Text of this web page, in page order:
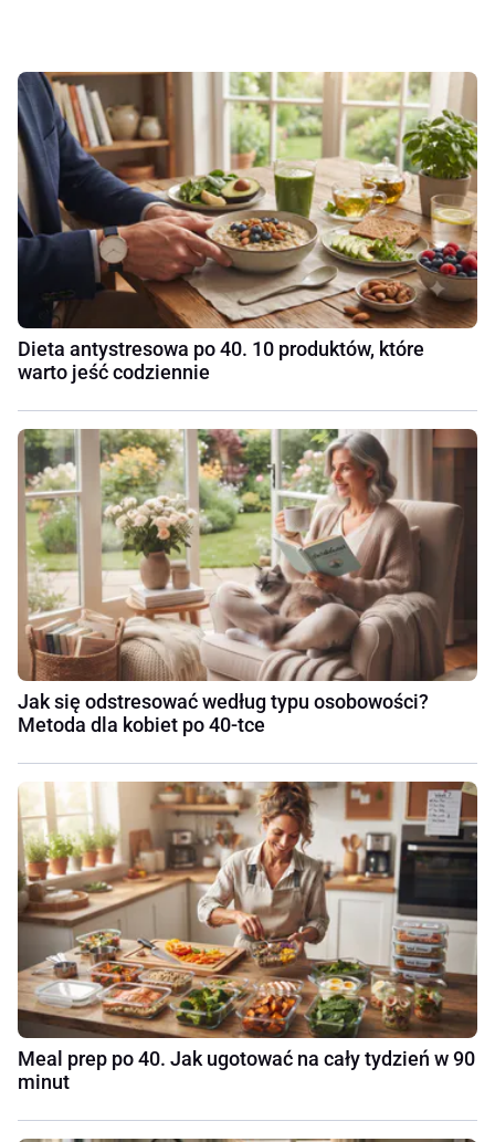
Dieta antystresowa po 40. 10 produktów, które
warto jeść codziennie
Jak się odstresować według typu osobowości?
Metoda dla kobiet po 40-tce
Meal prep po 40. Jak ugotować na cały tydzień w 90
minut